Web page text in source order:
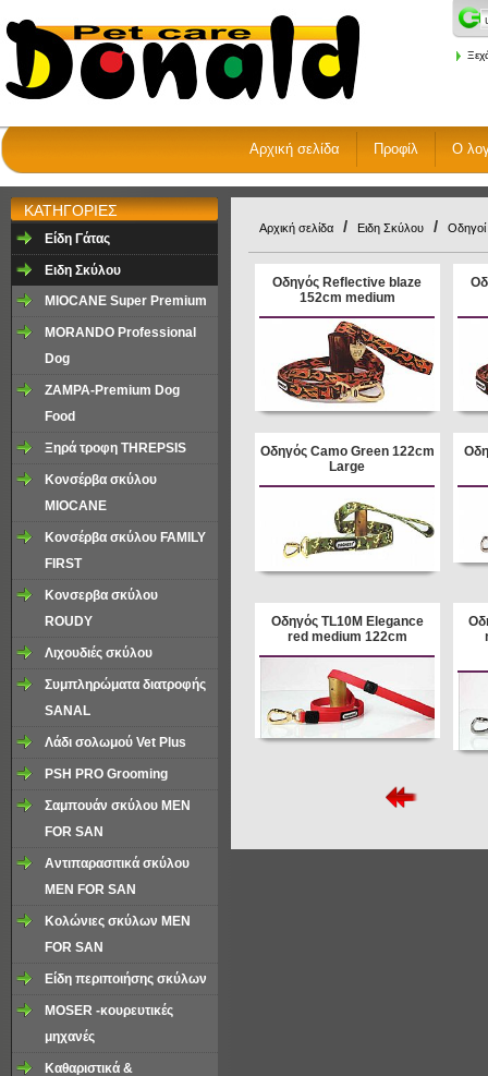
Αρχική σελίδα Προφίλ Ο
ΚΑΤΗΓΟΡΙΕΣ
Είδη Γάτας
Ειδη Σκύλου
MIOCANE Super Premium
MORANDO Professional
Dog
ZAMPA-Premium Dog
Food
Ξηρά τροφη ΤHREPSIS
Κονσέρβα σκύλου
ΜΙΟCANE
Κονσέρβα σκύλου FAMILY
FIRST
Κονσερβα σκύλου
ROUDY
Λιχουδιές σκύλου
Συμπληρώματα διατροφής
SANAL
Λάδι σολωμού Vet Plus
PSH PRO Grooming
Σαμπουάν σκύλου MEN
FOR SAN
Αντιπαρασιτικά σκύλου
MEN FOR SAN
Κολώνιες σκύλων MEN
FOR SAN
Είδη περιποιήσης σκύλων
MOSER -κουρευτικές
μηχανές
Καθαριστικά &
Αρχική σελίδα / Ειδη Σκύλου /
Oδηγός Reflective blaze
152cm medium
Oδηγός Camo Green 122cm
Large
Oδηγός TL10M Elegance
red medium 122cm